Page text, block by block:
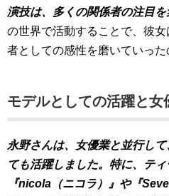
演技は、多くの関係者の注目を
の世界で活動することで、彼
者としての感性を磨いていった
モデルとしての活躍と女
永野さんは、女優業と並行し
ても活躍しました。特に、テ
『nicola（ニコラ）』や『